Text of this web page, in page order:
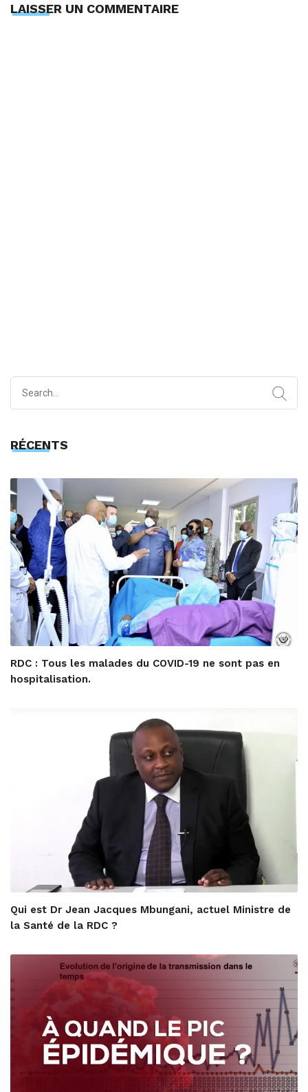
LAISSER UN COMMENTAIRE
RÉCENTS
RDC : Tous les malades du COVID-19 ne sont pas en
hospitalisation.
Qui est Dr Jean Jacques Mbungani, actuel Ministre de
la Santé de la RDC ?